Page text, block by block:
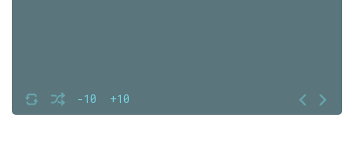
-10 +10